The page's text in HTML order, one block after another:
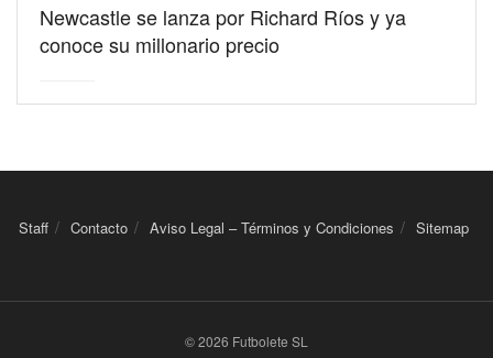
Newcastle se lanza por Richard Ríos y ya
conoce su millonario precio
Staff Contacto Aviso Legal – Términos y Condiciones Sitemap
© 2026 Futbolete SL